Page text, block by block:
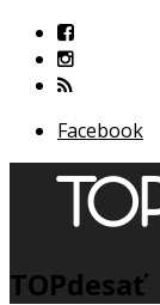
Facebook
TOPdesať